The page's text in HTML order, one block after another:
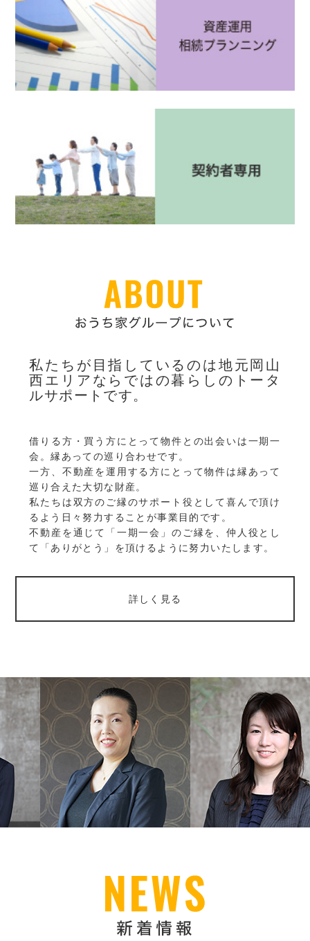
私たちが目指しているのは地元岡山
西エリアならではの暮らしのトータ
ルサポートです。
借りる方・買う方にとって物件との出会いは一期一
会。縁あっての巡り合わせです。
一方、不動産を運用する方にとって物件は縁あって
巡り合えた大切な財産。
私たちは双方のご縁のサポート役として喜んで頂け
るよう日々努力することが事業目的です。
不動産を通じて「一期一会」のご縁を、仲人役とし
て「ありがとう」を頂けるように努力いたします。
詳しく見る